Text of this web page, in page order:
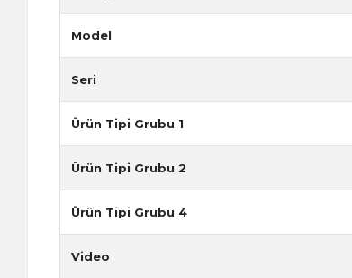
Model
Seri
Ürün Tipi Grubu 1
Ürün Tipi Grubu 2
Ürün Tipi Grubu 4
Video